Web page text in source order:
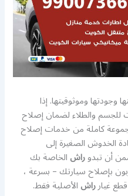
وجودتها وموثوقيتها. إذا
للجسم والطلاء لضمان إصلاح
كاملة من خدمات إصلاح
الخدوش الصغيرة إلى
أن تبدوراشالخاصة بك
بإصلاح سيارتك – بسرعة ،
غيارراشالأصلية فقط.